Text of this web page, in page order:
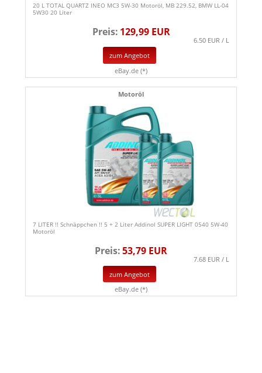
20 L TOTAL QUARTZ INEO MC3 5W-30 Motoröl, MB 229.52, BMW LL-04
5W30 20 Liter
Preis: 129,99 EUR
6.50 EUR / L
zum Angebot
eBay.de (*)
Motoröl
7 LITER !! Schnäppchen !! 5 + 2 Liter Addinol SUPER LIGHT 0540 5W-40
Motoröl
Preis:53,79 EUR
7.68 EUR / L
zum Angebot
eBay.de (*)